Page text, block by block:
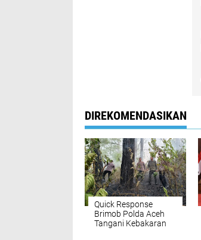
DIREKOMENDASIKAN
Quick Response
Brimob Polda Aceh
Tangani Kebakaran